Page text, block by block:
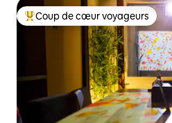
Coups de cœur voyageurs les
Coup de cœur voyageurs